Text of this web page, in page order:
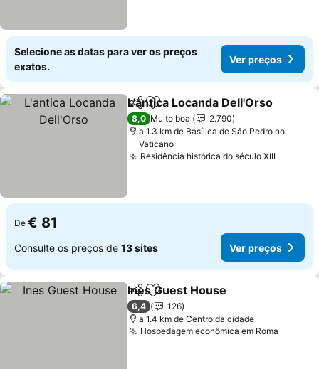
Selecione as datas para ver os preços
exatos.
Ver preços
PartilharAdicionar aos favoritos
L'antica Locanda Dell'Orso
8,0 Muito boa
2.790
a 1.3 km de Basílica de São Pedro no
Vaticano
Residência histórica do século XIII
De € 81
Consulte os preços de 13 sites Ver preços
PartilharAdicionar aos favoritos
Ines Guest House
6,4
126
a 1.4 km de Centro da cidade
Hospedagem econômica em Roma